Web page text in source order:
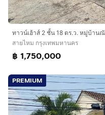
สายไหม กรุงเทพมหานคร
฿ 1,750,000
PREMIUM